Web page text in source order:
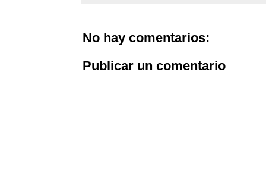
No hay comentarios:
Publicar un comentario